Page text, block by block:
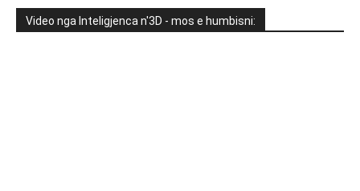
Video nga Inteligjenca n'3D - mos e humbisni: